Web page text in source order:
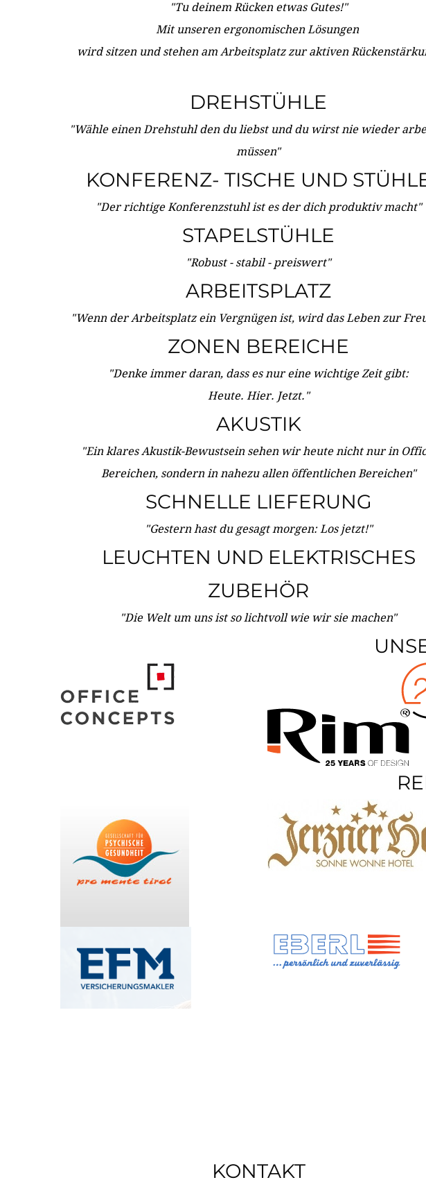
"Tu deinem Rücken etwas Gutes!"
Mit unseren ergonomischen Lösungen
wird sitzen und stehen am Arbeitsplatz zur aktiven
DREHSTÜHLE
"Wähle einen Drehstuhl den du liebst und du wirst nie wieder
müssen"
KONFERENZ- TISCHE UND
"Der richtige Konferenzstuhl ist es der dich produktiv macht"
STAPELSTÜHLE
"Robust - stabil - preiswert"
ARBEITSPLATZ
"Wenn der Arbeitsplatz ein Vergnügen ist, wird das Leben zur
ZONEN BEREICHE
"Denke immer daran, dass es nur eine wichtige Zeit gibt:
Heute. Hier. Jetzt."
AKUSTIK
"Ein klares Akustik-Bewustsein sehen wir heute nicht nur in
Bereichen, sondern in nahezu allen öffentlichen Bereichen"
SCHNELLE LIEFERUNG
"Gestern hast du gesagt morgen: Los jetzt!"
LEUCHTEN UND ELEKTRISCHES
ZUBEHÖR
"Die Welt um uns ist so lichtvoll wie wir sie machen"
KONTAKT